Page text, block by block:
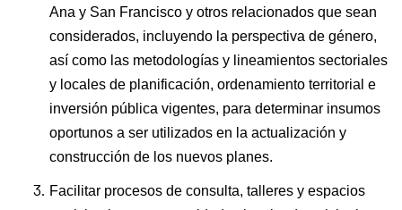
Ana y San Francisco y otros relacionados que sean
considerados, incluyendo la perspectiva de género,
así como las metodologías y lineamientos sectoriales
y locales de planificación, ordenamiento territorial e
inversión pública vigentes, para determinar insumos
oportunos a ser utilizados en la actualización y
construcción de los nuevos planes.
Facilitar procesos de consulta, talleres y espacios